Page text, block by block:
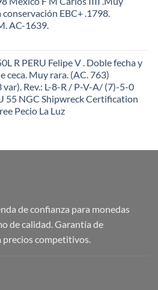
conservación EBC+ .1798.
AC-1639.
R PERU Felipe V . Doble fecha y
ceca. Muy rara. (AC. 763)
var). Rev.: L-8-R / P-V-A/ (7)-5-0
55 NGC Shipwreck Certification
Pecio La Luz
de confianza para monedas
de calidad. Garantía de
precios competitivos.